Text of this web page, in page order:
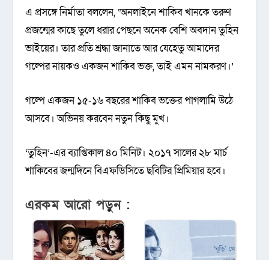
এ প্রসঙ্গে নির্মাতা বললেন, ‘অনলাইনে শাকিব খানকে তরুণ
প্রজন্মের কাছে তুলে ধরার পেছনে অনেক বেশি অবদান তুহিন
ভাইয়ের। তার প্রতি শ্রদ্ধা জানাতে আর যেহেতু আমাদের
গল্পের নায়কও একজন শাকিব ভক্ত, তাই এমন নামকরণ।’
গল্পে একজন ১৫-১৬ বছরের শাকিব ভক্তের পাগলামি উঠে
আসবে। অভিনয় করবেন নতুন কিছু মুখ।
‘তুহিন’-এর ব্যাপ্তিকাল ৪০ মিনিট। ২০১৭ সালের ২৮ মার্চ
শাকিবের জন্মদিনে বিএফডিসিতে ছবিটির প্রিমিয়ার হবে।
এরকম আরো পড়ুন :